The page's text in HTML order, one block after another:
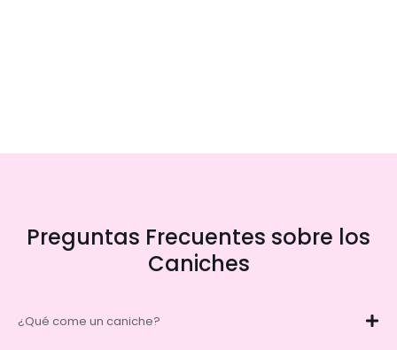
Preguntas Frecuentes sobre los
Caniches
¿Qué come un caniche?